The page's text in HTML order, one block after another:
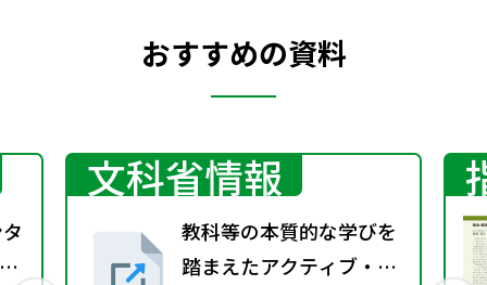
おすすめの資料
文科省情報
教科等の本質的な学びを
踏まえたアクティブ・ラ